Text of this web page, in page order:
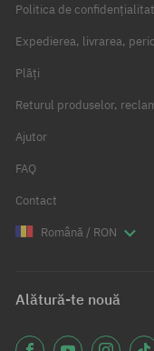
Politica de
Expedierea, livrarea,
Plăți
Returul produselor,
Ajutor
FAQ
Contact
Română / RON
Alătură-te nouă